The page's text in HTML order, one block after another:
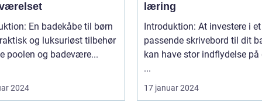
En badekåbe til børn
og luksuriøst tilbehør
poolen og badevære...
2024
læring
Introduktion: At investere i et
passende skrivebord til dit
kan have stor indflydelse på
...
17 januar 2024